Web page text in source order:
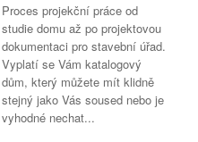
Proces projekční práce od
studie domu až po projektovou
dokumentaci pro stavební úřad.
Vyplatí se Vám katalogový
dům, který můžete mít klidně
stejný jako Vás soused nebo je
vyhodné nechat...